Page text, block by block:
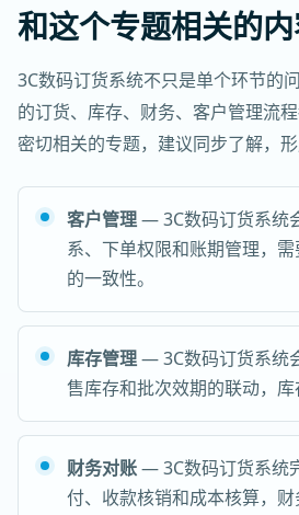
和这个专题相关的
3C数码订货系统不只是单个环节的
的订货、库存、财务、客户管理流
密切相关的专题，建议同步了解，形
客户管理— 3C数码订货系统
系、下单权限和账期管理，
的一致性。
库存管理— 3C数码订货系统
售库存和批次效期的联动，库
财务对账— 3C数码订货系统
付、收款核销和成本核算，财